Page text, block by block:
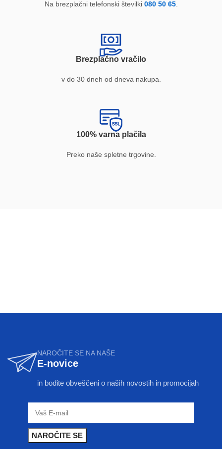
Na brezplačni telefonski številki 080 50 65.
Brezplačno vračilo
v do 30 dneh od dneva nakupa.
100% varna plačila
Preko naše spletne trgovine.
NAROČITE SE NA NAŠE
E-novice
in bodite obveščeni o naših novostih in promocijah